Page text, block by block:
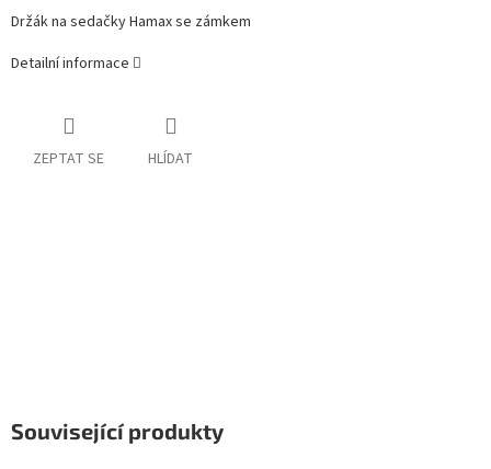
Držák na sedačky Hamax se zámkem
Detailní informace
ZEPTAT SE HLÍDAT
Související produkty